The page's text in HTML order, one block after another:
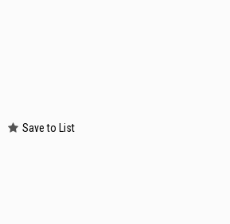
Save to List